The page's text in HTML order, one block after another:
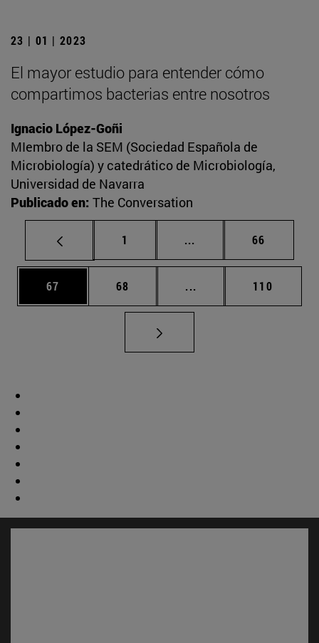
23 | 01 | 2023
El mayor estudio para entender cómo
compartimos bacterias entre nosotros
Ignacio López-Goñi
MIembro de la SEM (Sociedad Española de
Microbiología) y catedrático de Microbiología,
Universidad de Navarra
Publicado en: The Conversation
Página
1 ... Páginas intermedias
Página
66
Página
67 Página
68 ... Páginas intermedias
Página
110